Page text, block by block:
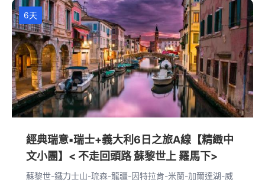
6天
經典瑞意▪瑞士+義大利6日之旅A線【精緻中
文小團】< 不走回頭路 蘇黎世上 羅馬下>
蘇黎世-鐵力士山-琉森-龍疆-因特拉肯-米蘭-加爾達湖-威